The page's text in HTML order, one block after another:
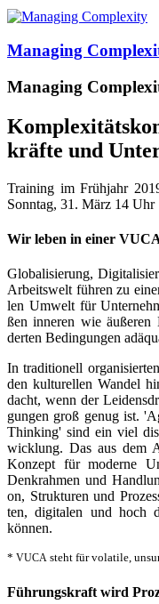
Mana­ging
Mana­ging
kräf­te und
Trai­ning im Früh­jahr
Sonn­tag, 31. März 14 Uhr
Wir leben in einer
Glo­ba­li­sie­rung,
Arbeits­welt füh­ren zu
len Umwelt für
ßen inne­ren wie äuße­ren
der­ten Bedin­gun­gen
In tra­di­tio­nell
den kul­tu­rel­len Wan­del
dacht, wenn der
gun­gen groß genug ist.
Thin­king' sind ein viel
wicklung. Das aus dem
Kon­zept für moder­ne
Denk­rah­men und
on, Struk­tu­ren und
ten, digi­ta­len und hoch
können.
* VUCA steht für vola­ti­le,
Füh­rungs­kraft wird